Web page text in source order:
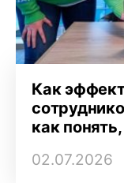
Как
как
02.07.2026